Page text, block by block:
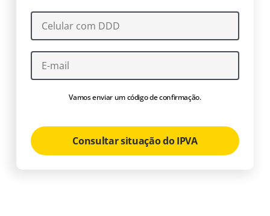
Vamos enviar um código de confirmação.
Consultar situação do IPVA